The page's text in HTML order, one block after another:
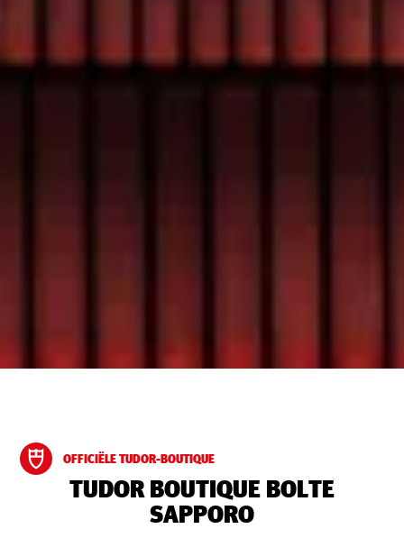
OFFICIËLE TUDOR-BOUTIQUE
‭TUDOR BOUTIQUE BOLTE
SAPPORO‬